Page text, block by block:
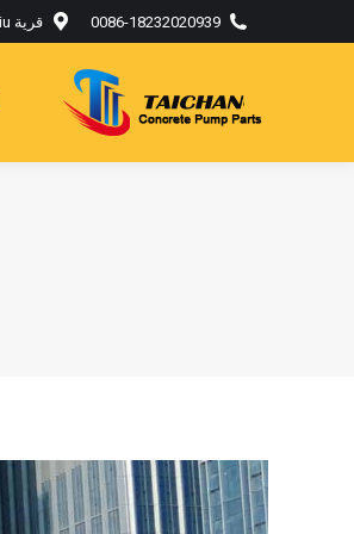
0086-18232020939 قرية Dongliu, يانشان تاون